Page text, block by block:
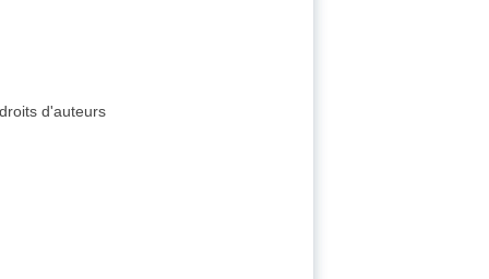
d'auteurs